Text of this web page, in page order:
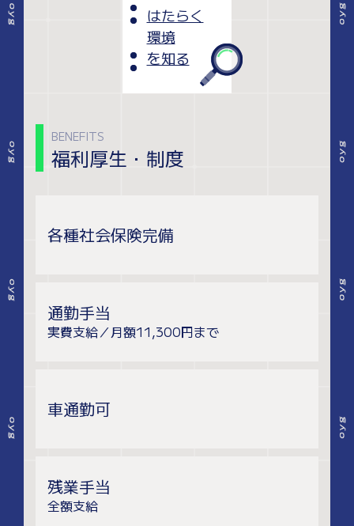
はたらく
環境
を知る
BENEFITS
福利厚生・制度
各種社会保険完備
通勤手当
実費支給／月額11,300円まで
車通勤可
残業手当
全額支給